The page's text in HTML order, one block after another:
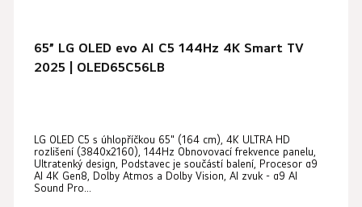
65” LG OLED evo AI C5 144Hz 4K Smart TV
2025 | OLED65C56LB
hodnocení
produktu
je
LG OLED C5 s úhlopříčkou 65" (164 cm), 4K ULTRA HD
rozlišení (3840x2160), 144Hz Obnovovací frekvence panelu,
Ultratenký design, Podstavec je součástí balení, Procesor α9
AI 4K Gen8, Dolby Atmos a Dolby Vision, AI zvuk - α9 AI
Sound Pro...